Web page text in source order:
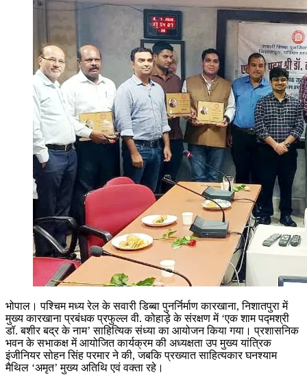
भोपाल। पश्चिम मध्य रेल के सवारी डिब्बा पुनर्निर्माण कारखाना, निशातपुरा में
मुख्य कारखाना प्रबंधक प्रफुल्ल वी. कोहाड़े के संरक्षण में ‘एक शाम पद्मश्री
डॉ. बशीर बद्र के नाम’ साहित्यिक संध्या का आयोजन किया गया। प्रशासनिक
भवन के सभाकक्ष में आयोजित कार्यक्रम की अध्यक्षता उप मुख्य यांत्रिक
इंजीनियर सोहन सिंह परमार ने की, जबकि प्रख्यात साहित्यकार घनश्याम
मैथिल ‘अमृत’ मुख्य अतिथि एवं वक्ता रहे।